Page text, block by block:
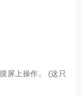
屏上操作。 (这只